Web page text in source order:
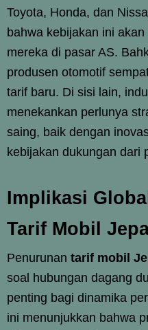
Toyota, Honda, dan
bahwa kebijakan ini
mereka di pasar AS.
produsen otomotif
tarif baru. Di sisi lain,
menekankan perlunya
saing, baik dengan
kebijakan dukungan dari
Implikasi
Tarif Mobil
Penurunan tarif mobil
soal hubungan dagang
penting bagi dinamika
ini menunjukkan bahwa